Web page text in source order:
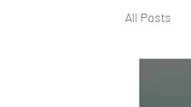
All Posts